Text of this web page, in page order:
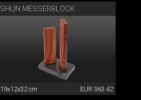
SHUN MESSERBLOCK
19x12x32 cm EUR 363.42